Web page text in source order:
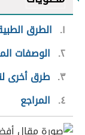
١
الطرق
٢ الوصفات
٣ طرق أخرى
٤
المراجع